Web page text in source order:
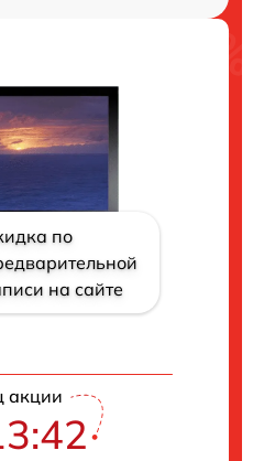
по
на сайте
акции